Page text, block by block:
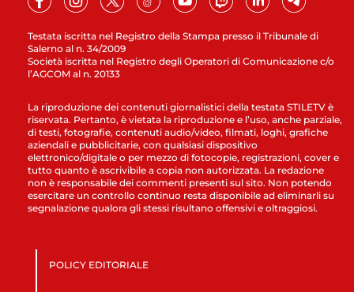
Testata iscritta nel Registro della Stampa presso il Tribunale di
Salerno al n. 34/2009
Società iscritta nel Registro degli Operatori di Comunicazione c/o
l’AGCOM al n. 20133
La riproduzione dei contenuti giornalistici della testata STILETV è
riservata. Pertanto, è vietata la riproduzione e l’uso, anche parziale,
di testi, fotografie, contenuti audio/video, filmati, loghi, grafiche
aziendali e pubblicitarie, con qualsiasi dispositivo
elettronico/digitale o per mezzo di fotocopie, registrazioni, cover e
tutto quanto è ascrivibile a copia non autorizzata. La redazione
non è responsabile dei commenti presenti sul sito. Non potendo
esercitare un controllo continuo resta disponibile ad eliminarli su
segnalazione qualora gli stessi risultano offensivi e oltraggiosi.
POLICY EDITORIALE